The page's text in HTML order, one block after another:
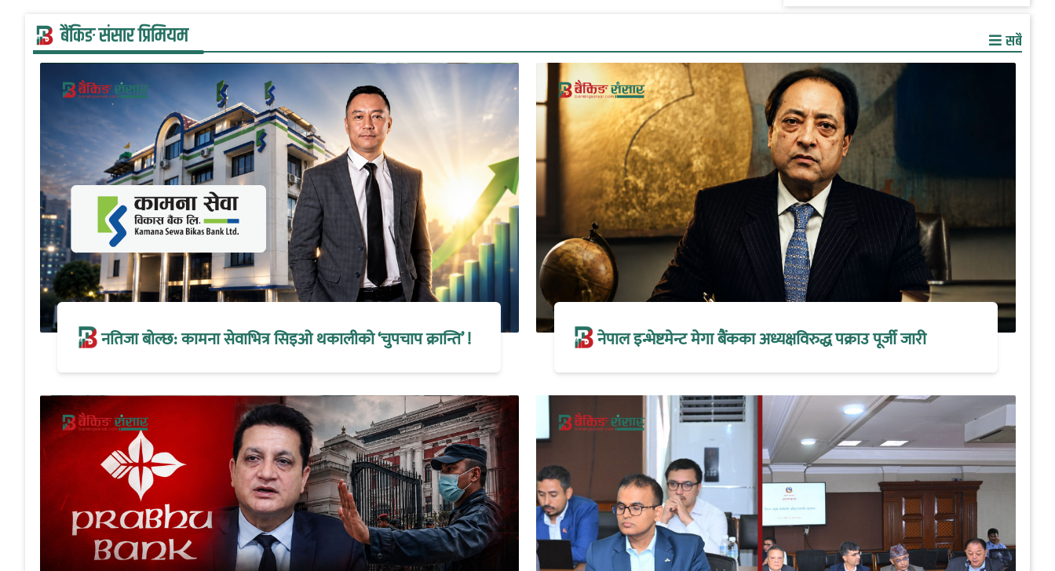
बैंकिङ संसार प्रिमियम सबै
नतिजा बोल्छ: कामना सेवाभित्र सिइओ थकालीको ‘चुपचाप क्रान्ति’ ! नेपाल इन्भेष्टमेन्ट मेगा बैंकका अध्यक्षविरुद्ध पक्राउ पूर्जी जारी